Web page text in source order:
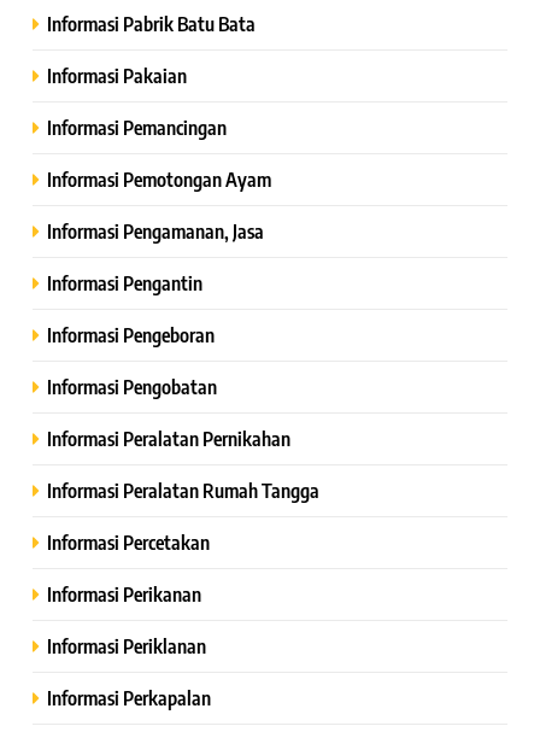
Informasi Pabrik Batu Bata
Informasi Pakaian
Informasi Pemancingan
Informasi Pemotongan Ayam
Informasi Pengamanan, Jasa
Informasi Pengantin
Informasi Pengeboran
Informasi Pengobatan
Informasi Peralatan Pernikahan
Informasi Peralatan Rumah Tangga
Informasi Percetakan
Informasi Perikanan
Informasi Periklanan
Informasi Perkapalan